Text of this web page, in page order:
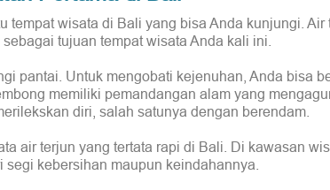
tempat wisata di Bali yang bisa Anda kunjungi. Air
tujuan tempat wisata Anda kali ini.
pantai. Untuk mengobati kejenuhan, Anda bisa
memiliki pemandangan alam yang
diri, salah satunya dengan berendam.
air terjun yang tertata rapi di Bali. Di kawasan
kebersihan maupun keindahannya.